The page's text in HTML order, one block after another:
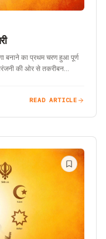
बनाने का प्रथम चरण हुआ पूर्ण
की ओर से तकरीबन…
READ ARTICLE